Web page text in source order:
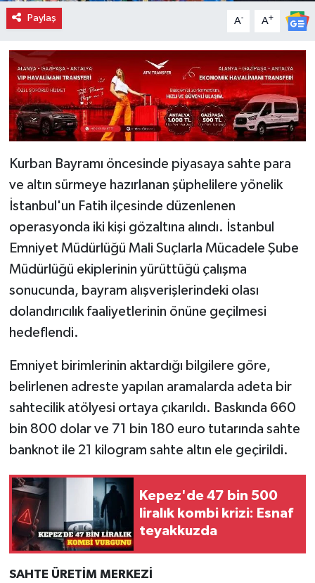
Paylaş A- A+
Kurban Bayramı öncesinde piyasaya sahte para
ve altın sürmeye hazırlanan şüphelilere yönelik
İstanbul'un Fatih ilçesinde düzenlenen
operasyonda iki kişi gözaltına alındı. İstanbul
Emniyet Müdürlüğü Mali Suçlarla Mücadele Şube
Müdürlüğü ekiplerinin yürüttüğü çalışma
sonucunda, bayram alışverişlerindeki olası
dolandırıcılık faaliyetlerinin önüne geçilmesi
hedeflendi.
Emniyet birimlerinin aktardığı bilgilere göre,
belirlenen adreste yapılan aramalarda adeta bir
sahtecilik atölyesi ortaya çıkarıldı. Baskında 660
bin 800 dolar ve 71 bin 180 euro tutarında sahte
banknot ile 21 kilogram sahte altın ele geçirildi.
Kepez'de 47 bin 500
liralık kombi krizi: Esnaf
teyakkuzda
SAHTE ÜRETİM MERKEZİ